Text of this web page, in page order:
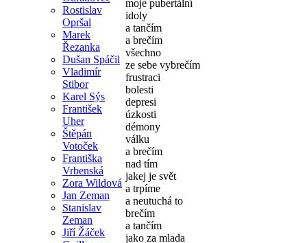
Rostislav
Opršal
Marek
Řezanka
Dušan Spáčil
Vladimír
Stibor
Karel Sýs
František
Uher
Štěpán
Votoček
Františka
Vrbenská
Zora Wildová
Jan Zeman
Stanislav
Zeman
Jiří Žáček
moje pubertální
idoly
a tančím
a brečím
všechno
ze sebe vybrečím
frustraci
bolesti
depresi
úzkosti
démony
válku
a brečím
nad tím
jakej je svět
a trpíme
a neutuchá to
brečím
a tančím
jako za mlada